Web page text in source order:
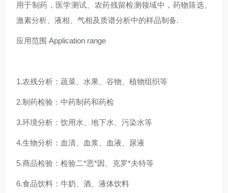
用于制药，医学测试、农药残留检测领域中，药物筛选、
激素分析、液相、气相及质谱分析中的样品制备.
应用范围 Application range
1.农残分析：蔬菜、水果、谷物、植物组织等
2.制药检验：中药制药和药检
3.环境分析：饮用水、地下水、污染水等
4.生物分析：血清、血浆、血液、尿液
5.商品检验：检验二*恶*因、克罗*夫特等
6.食品饮料：牛奶、酒、液体饮料